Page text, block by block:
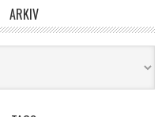
ARKIV